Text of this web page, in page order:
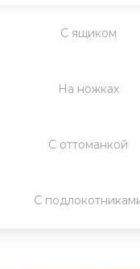
С ящиком
На ножках
С оттоманкой
С